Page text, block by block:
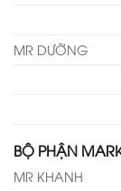
MR DƯỠNG
BỘ PHẬN
MR KHANH